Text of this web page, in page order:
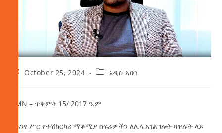
October 25, 2024 አዲስ አበባ
AMN – ጥቅምት 15/ 2017 ዓ.ም
የሕንፃ ሥር የተሽከርካሪ ማቆሚያ ስፍራዎችን ለሌላ አገልግሎት ባዋሉት ላይ